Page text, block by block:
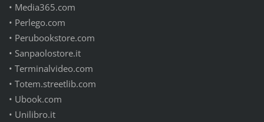
• Media365.com
• Perlego.com
• Perubookstore.com
• Sanpaolostore.it
• Terminalvideo.com
• Totem.streetlib.com
• Ubook.com
• Unilibro.it